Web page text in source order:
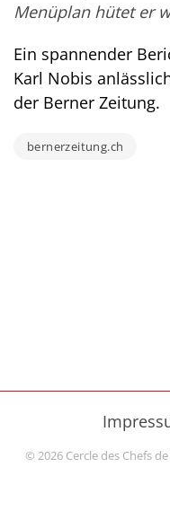
Menüplan hütet er
Ein spannender
Karl Nobis
der Berner Zeitung.
bernerzeitung.ch
© 2026Cercle des Chefs